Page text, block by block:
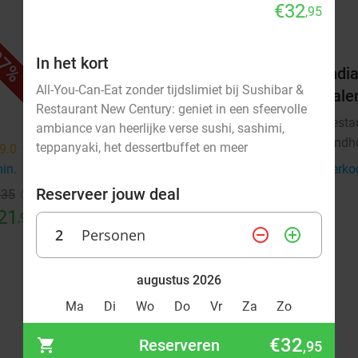
9.0 star
,95
4-gangen shared dining-diner +
brood vooraf bij Winston Bistro
Vandaag Morgen Za
Zo
Winston Bistro
Verkocht: 37
€37,50
€32,95
In het kort
All-You-Can-Eat zonder tijdslimiet bij Sushibar &
Restaurant New Century: geniet in een sfeervolle
ambiance van heerlijke verse sushi, sashimi,
teppanyaki, het dessertbuffet en meer
Reserveer jouw deal
2 Personen remove_circle_outline add_circle_outline
augustus 2026
Ma
Di Wo Do Vr Za Zo
2
Reserveren €32,95